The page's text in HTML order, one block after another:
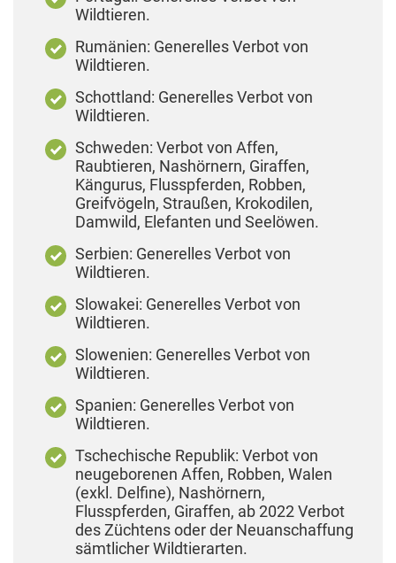
Wildtieren.
Rumänien: Generelles Verbot von
Wildtieren.
Schottland: Generelles Verbot von
Wildtieren.
Schweden: Verbot von Affen,
Raubtieren, Nashörnern, Giraffen,
Kängurus, Flusspferden, Robben,
Greifvögeln, Straußen, Krokodilen,
Damwild, Elefanten und Seelöwen.
Serbien: Generelles Verbot von
Wildtieren.
Slowakei: Generelles Verbot von
Wildtieren.
Slowenien: Generelles Verbot von
Wildtieren.
Spanien: Generelles Verbot von
Wildtieren.
Tschechische Republik: Verbot von
neugeborenen Affen, Robben, Walen
(exkl. Delfine), Nashörnern,
Flusspferden, Giraffen, ab 2022 Verbot
des Züchtens oder der Neuanschaffung
sämtlicher Wildtierarten.